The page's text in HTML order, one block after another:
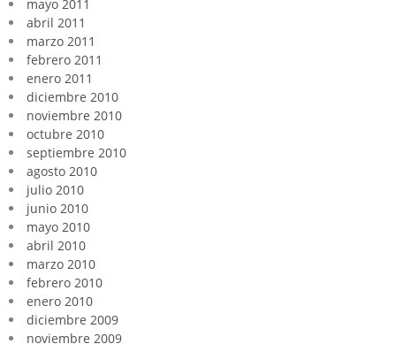
mayo 2011
abril 2011
marzo 2011
febrero 2011
enero 2011
diciembre 2010
noviembre 2010
octubre 2010
septiembre 2010
agosto 2010
julio 2010
junio 2010
mayo 2010
abril 2010
marzo 2010
febrero 2010
enero 2010
diciembre 2009
noviembre 2009